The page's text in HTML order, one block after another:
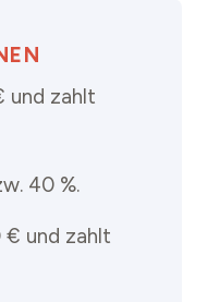
und zahlt
40 %.
€ und zahlt